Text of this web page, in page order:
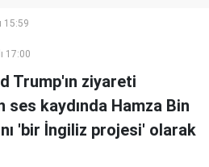
15:59
17:00
Trump'ın ziyareti
ses kaydında Hamza Bin
'bir İngiliz projesi' olarak